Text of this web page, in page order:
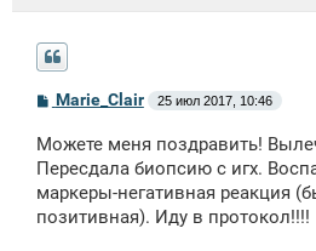
С
б
щ
н
и
Marie_Clair 25 июл 2017, 10:46
Можете меня поздравить!
Пересдала биопсию с игх.
маркеры-негативная реакция
позитивная). Иду в протокол!!!!